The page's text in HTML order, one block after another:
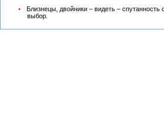
Близнецы, двойники – видеть –
выбор.